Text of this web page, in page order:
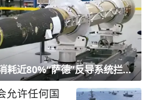
美媒：美军已消耗近80%“萨德”反导系统拦截弹
允许任何国